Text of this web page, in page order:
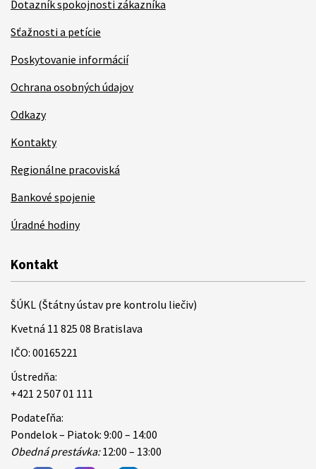
Dotazník spokojnosti zákazníka
Sťažnosti a petície
Poskytovanie informácií
Ochrana osobných údajov
Odkazy
Kontakty
Regionálne pracoviská
Bankové spojenie
Úradné hodiny
Kontakt
ŠÚKL (Štátny ústav pre kontrolu liečiv)
Kvetná 11 825 08 Bratislava
IČO: 00165221
Ústredňa:
+421 2 507 01 111
Podateľňa:
Pondelok – Piatok: 9:00 – 14:00
Obedná prestávka:12:00 – 13:00